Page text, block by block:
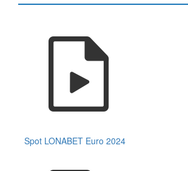
Spot LONABET Euro 2024